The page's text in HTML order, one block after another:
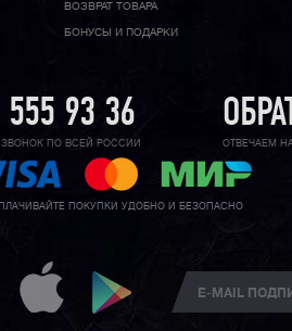
ВОЗВРАТ ТОВАРА
БОНУСЫ И ПОДАРКИ
555 93 36
ЗВОНОК ПО ВСЕЙ РОССИИ ОТВЕЧАЕМ
ПОКУПКИ УДОБНО И БЕЗОПАСНО